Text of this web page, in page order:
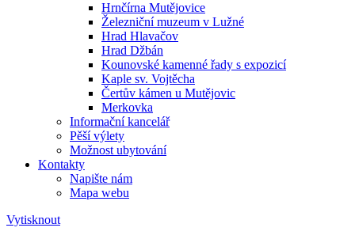
Hrnčírna Mutějovice
Železniční muzeum v Lužné
Hrad Hlavačov
Hrad Džbán
Kounovské kamenné řady s expozicí
Kaple sv. Vojtěcha
Čertův kámen u Mutějovic
Merkovka
Informační kancelář
Pěší výlety
Možnost ubytování
Kontakty
Napište nám
Mapa webu
Vytisknout